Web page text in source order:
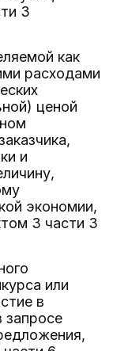
3
как
расходами
ценой
и
экономии,
3 части 3
или
в
запросе